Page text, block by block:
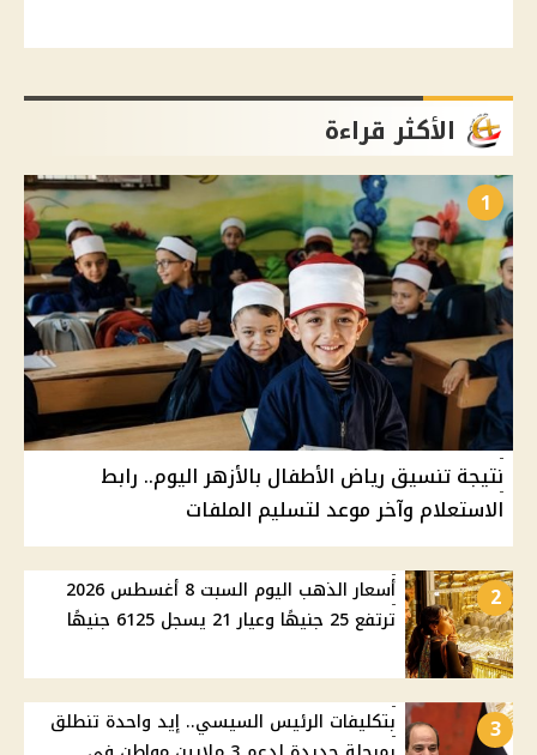
الأكثر قراءة
1
نتيجة تنسيق رياض الأطفال بالأزهر اليوم.. رابط
الاستعلام وآخر موعد لتسليم الملفات
2
أسعار الذهب اليوم السبت 8 أغسطس 2026
ترتفع 25 جنيهًا وعيار 21 يسجل 6125 جنيهًا
3
بتكليفات الرئيس السيسي.. إيد واحدة تنطلق